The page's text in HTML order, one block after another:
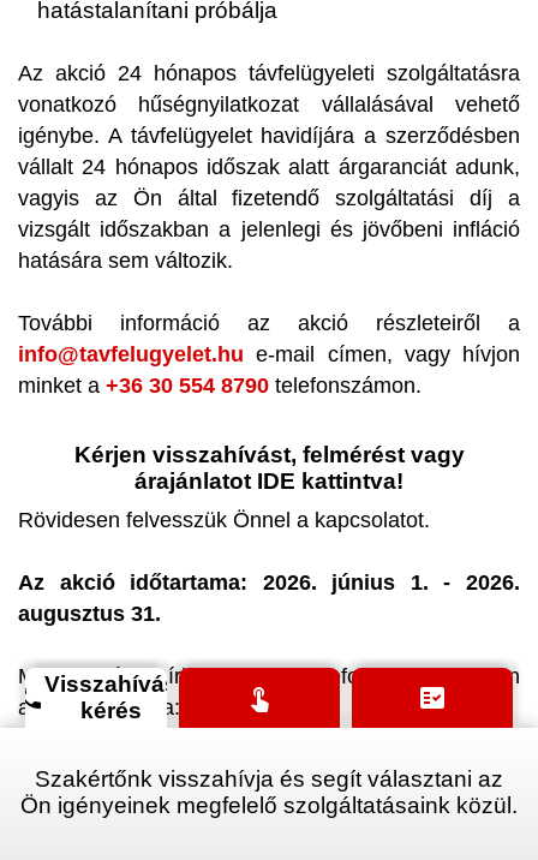
hatástalanítani próbálja
Az akció 24 hónapos távfelügyeleti szolgáltatásra
vonatkozó hűségnyilatkozat vállalásával vehető
igénybe. A távfelügyelet havidíjára a szerződésben
vállalt 24 hónapos időszak alatt árgaranciát adunk,
vagyis az Ön által fizetendő szolgáltatási díj a
vizsgált időszakban a jelenlegi és jövőbeni infláció
hatására sem változik.
További információ az akció részleteiről a
info@tavfelugyelet.hu e-mail címen, vagy hívjon
minket a +36 30 554 8790 telefonszámon.
Kérjen visszahívást, felmérést vagy
árajánlatot IDE kattintva!
Rövidesen felvesszük Önnel a kapcsolatot.
Az akció időtartama: 2026. június 1. - 2026.
augusztus 31.
Megjegyzésbe írja be, vagy telefonon hivatkozzon
az akció kódjára: #ingyenriasztó
phoneVisszahívás
kérés
touch_app fact_check
Szakértőnk visszahívja és segít választani az
Ön igényeinek megfelelő szolgáltatásaink közül.